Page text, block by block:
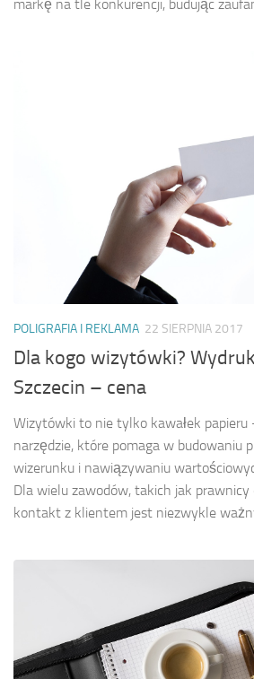
markę na tle konkurencji, budując
POLIGRAFIA I REKLAMA 22 SIERPNIA 2017
Dla kogo wizytówki?
Szczecin – cena
Wizytówki to nie tylko kawałek
narzędzie, które pomaga w budowaniu
wizerunku i nawiązywaniu
Dla wielu zawodów, takich jak prawnicy
kontakt z klientem jest niezwykle